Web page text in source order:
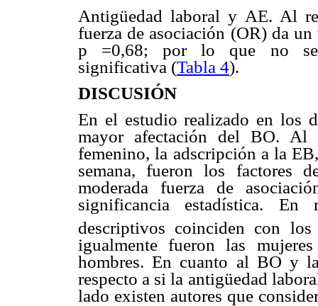
Antigüedad laboral y AE. Al
fuerza de asociación (OR) da
p =0,68; por lo que no se
significativa (Tabla 4).
DISCUSIÓN
En el estudio realizado en los
mayor afectación del BO. Al
femenino, la adscripción a la
semana, fueron los factores
moderada fuerza de
significancia estadística.
descriptivos coinciden con
igualmente fueron las
hombres. En cuanto al BO y
respecto a si la antigüedad
lado existen autores que